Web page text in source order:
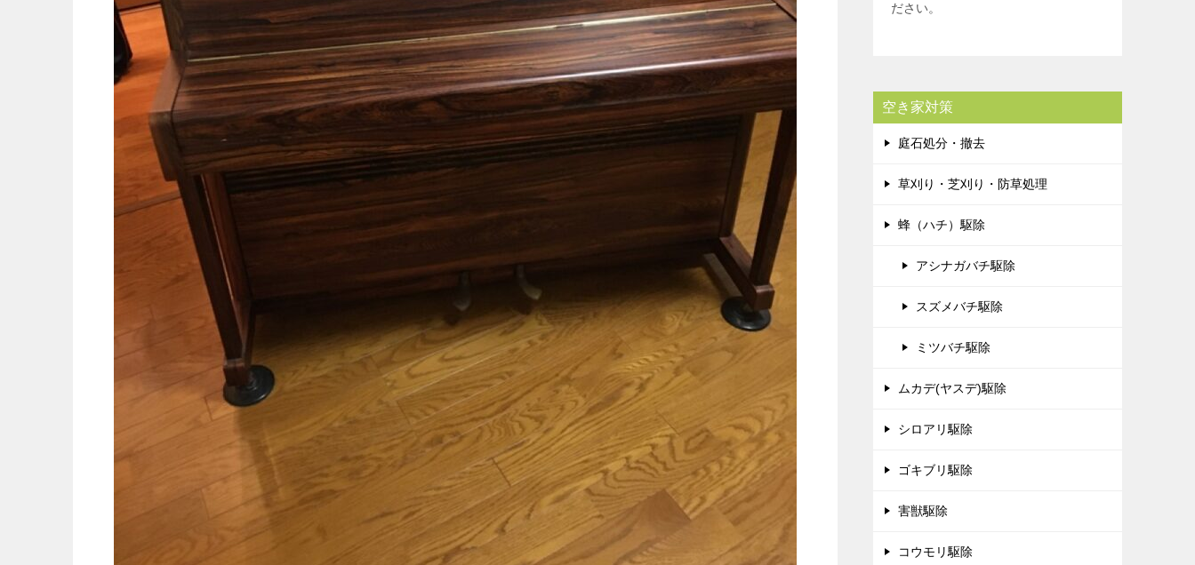
ださい。
空き家対策
庭石処分・撤去
草刈り・芝刈り・防草処理
蜂（ハチ）駆除
アシナガバチ駆除
スズメバチ駆除
ミツバチ駆除
ムカデ(ヤスデ)駆除
シロアリ駆除
ゴキブリ駆除
害獣駆除
コウモリ駆除